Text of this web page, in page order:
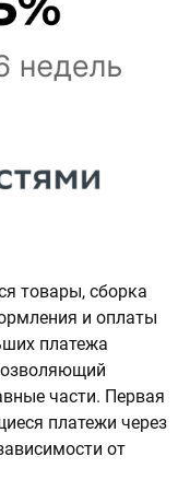
товары, сборка
и оплаты
платежа
части. Первая
платежи через
от